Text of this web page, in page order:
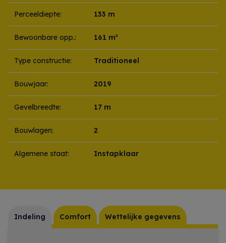
Perceeldiepte: 133 m
Bewoonbare opp.: 161 m²
Type constructie: Traditioneel
Bouwjaar: 2019
Gevelbreedte: 17 m
Bouwlagen: 2
Algemene staat: Instapklaar
Indeling Comfort Wettelijke gegevens